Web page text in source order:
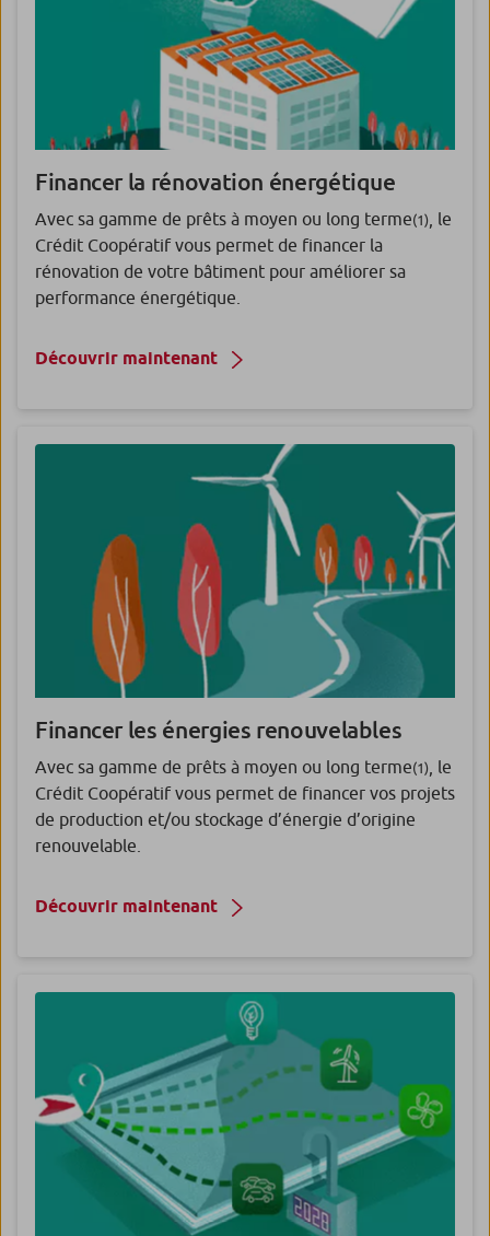
Financer la rénovation énergétique
Avec sa gamme de prêts à moyen ou long terme(1) , le
Crédit Coopératif vous permet de financer la
rénovation de votre bâtiment pour améliorer sa
performance énergétique.
Découvrir maintenant
Financer les énergies renouvelables
Avec sa gamme de prêts à moyen ou long terme(1) , le
Crédit Coopératif vous permet de financer vos projets
de production et/ou stockage d’énergie d’origine
renouvelable.
Découvrir maintenant